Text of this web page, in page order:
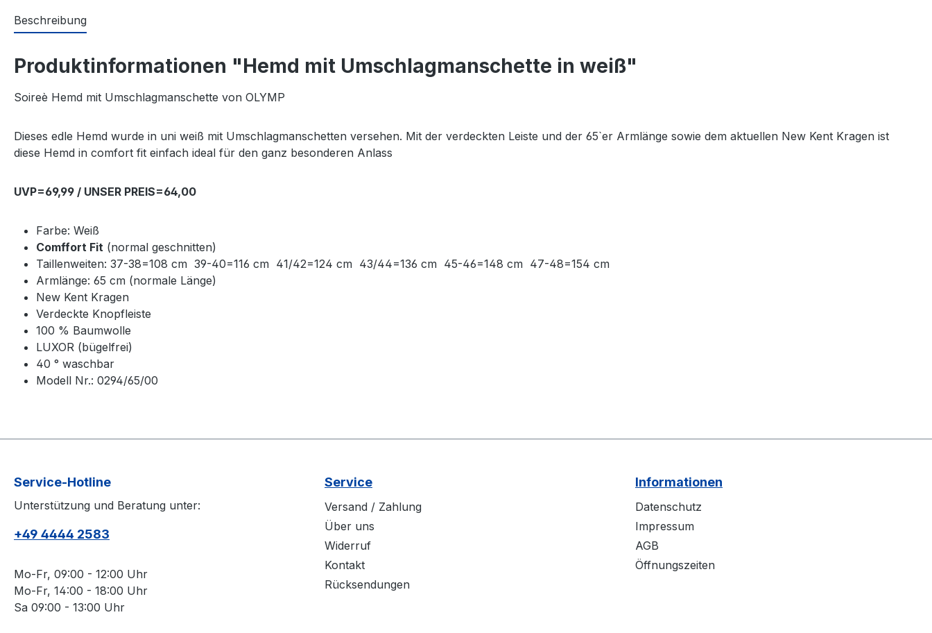
Beschreibung
Produktinformationen "Hemd mit Umschlagmanschette in weiß"
Soireè Hemd mit Umschlagmanschette von OLYMP
Dieses edle Hemd wurde in uni weiß mit Umschlagmanschetten versehen. Mit der verdeckten Leiste und der 65`er Armlänge sowie dem aktuellen New Kent Kragen ist
diese Hemd in comfort fit einfach ideal für den ganz besonderen Anlass
UVP=69,99 / UNSER PREIS=64,00
Farbe: Weiß
Comffort Fit (normal geschnitten)
Taillenweiten: 37-38=108 cm 39-40=116 cm 41/42=124 cm 43/44=136 cm 45-46=148 cm 47-48=154 cm
Armlänge: 65 cm (normale Länge)
New Kent Kragen
Verdeckte Knopfleiste
100 % Baumwolle
LUXOR (bügelfrei)
40 ° waschbar
Modell Nr.: 0294/65/00
Service-Hotline
Unterstützung und Beratung unter:
+49 4444 2583
Mo-Fr, 09:00 - 12:00 Uhr
Mo-Fr, 14:00 - 18:00 Uhr
Sa 09:00 - 13:00 Uhr
Service
Versand / Zahlung
Über uns
Widerruf
Kontakt
Rücksendungen
Informationen
Datenschutz
Impressum
AGB
Öffnungszeiten